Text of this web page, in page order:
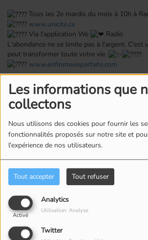
Les informations que
collectons
Nous utilisons des cookies pour fournir les
fonctionnalités proposés sur notre site et
l'expérience de nos utilisateurs.
Tout accepter Tout refuser
Analytics
Activé
Utilisation: Analyse
Twitter
Tous les 2e mardis du mois à 10h à
www.unicite.ca
Via l'application We
Radio
L'abondance ne se limite pas à l'argent. C'est
peut transformer toute votre vie.
www.enfinmavieparfaite.com
Commentaires(0)
Connectez-vous pour commenter